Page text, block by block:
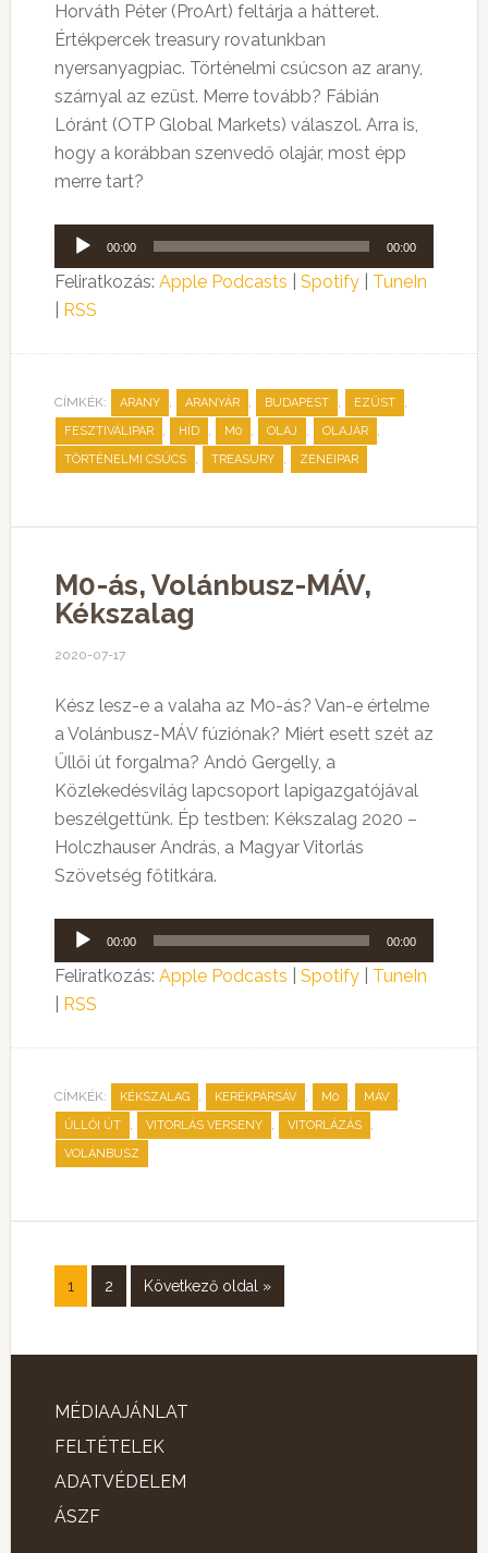
Horváth Péter (ProArt) feltárja a hátteret.
Értékpercek treasury rovatunkban
nyersanyagpiac. Történelmi csúcson az arany,
szárnyal az ezüst. Merre tovább? Fábián
Lóránt (OTP Global Markets) válaszol. Arra is,
hogy a korábban szenvedő olajár, most épp
merre tart?
Audió
lejátszó
00:00 00:00
Feliratkozás: Apple Podcasts Spotify| TuneIn
RSS
CÍMKÉK: ARANY , ARANYÁR , BUDAPEST , EZÜST ,
FESZTIVÁLIPAR , HÍD , M0 , OLAJ , OLAJÁR ,
TÖRTÉNELMI CSÚCS , TREASURY , ZENEIPAR
M0-ás, Volánbusz-MÁV,
Kékszalag
2020-07-17
Kész lesz-e a valaha az M0-ás? Van-e értelme
a Volánbusz-MÁV fúziónak? Miért esett szét az
Űllői út forgalma? Andó Gergelly, a
Közlekedésvilág lapcsoport lapigazgatójával
beszélgettünk. Ép testben: Kékszalag 2020 –
Holczhauser András, a Magyar Vitorlás
Szövetség főtitkára.
Audió
lejátszó
00:00 00:00
Feliratkozás: Apple Podcasts Spotify| TuneIn
RSS
CÍMKÉK: KÉKSZALAG , KERÉKPÁRSÁV , M0 , MÁV ,
ŰLLŐI ÚT , VITORLÁS VERSENY , VITORLÁZÁS ,
VOLÁNBUSZ
1 2 Következő oldal »
MÉDIAAJÁNLAT
FELTÉTELEK
ADATVÉDELEM
ÁSZF